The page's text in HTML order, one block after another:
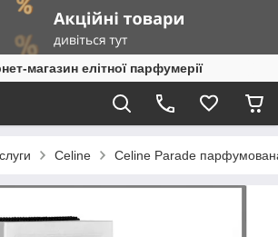
магазин елітної парфумерії
Celine Celine Parade